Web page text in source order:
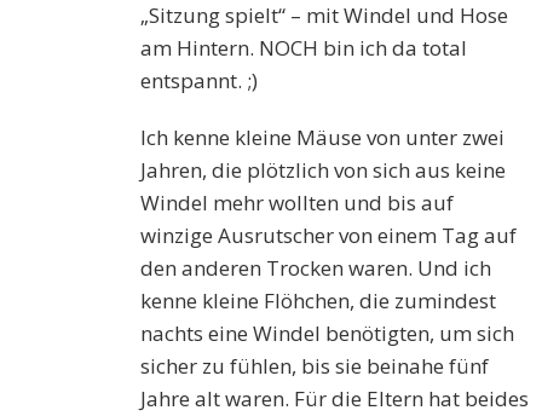
„Sitzung spielt“ – mit Windel und Hose
am Hintern. NOCH bin ich da total
entspannt. ;)
Ich kenne kleine Mäuse von unter zwei
Jahren, die plötzlich von sich aus keine
Windel mehr wollten und bis auf
winzige Ausrutscher von einem Tag auf
den anderen Trocken waren. Und ich
kenne kleine Flöhchen, die zumindest
nachts eine Windel benötigten, um sich
sicher zu fühlen, bis sie beinahe fünf
Jahre alt waren. Für die Eltern hat beides